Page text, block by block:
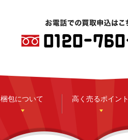
梱包について 高く売るポイント